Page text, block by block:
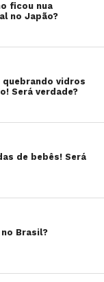
ficou nua
no Japão?
quebrando vidros
Será verdade?
de bebês! Será
no Brasil?